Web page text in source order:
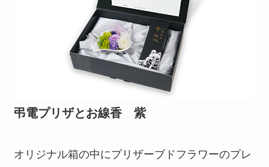
弔電プリザとお線香 紫
オリジナル箱の中にプリザーブドフラワーのプレ